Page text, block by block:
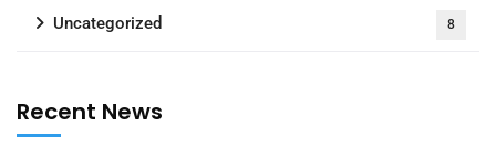
Uncategorized 8
Recent News